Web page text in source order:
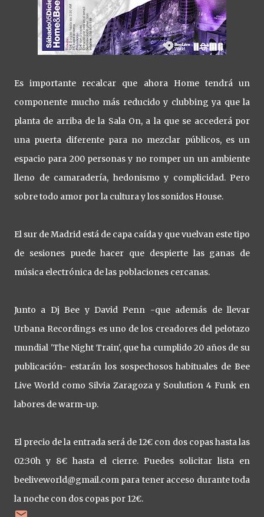
Es importante recalcar que ahora Home tendrá un
componente mucho más reducido y clubbing ya que la
planta de arriba de la Sala On, a la que se accederá por
una puerta diferente para no mezclar públicos, es un
espacio para 200 personas y no romper un un ambiente
lleno de camaradería, hedonismo y complicidad. Pero
sobre todo amor por la cultura y los sonidos House.
El sur de Madrid está de capa caída y que vuelvan este tipo
de sesiones puede hacer que despierte las ganas de
música electrónica de las poblaciones cercanas.
Junto a Dj Bee y David Penn -que además de llevar
Urbana Recordings es uno de los creadores del pelotazo
mundial 'The Night Train', que ha cumplido 20 años de su
publicación- estarán los sospechosos habituales de Bee
Live World como Silvia Zaragoza y Soulution 4 Funk en
labores de warm-up.
El precio de la entrada será de 12€ con dos copas hasta las
02:30h y 8€ hasta el cierre. Puedes solicitar lista en
beeliveworld@gmail.com para tener acceso durante toda
la noche con dos copas por 12€.